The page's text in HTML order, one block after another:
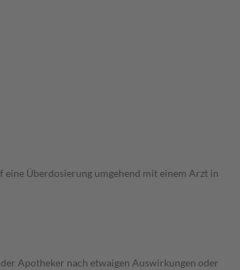
eine Überdosierung umgehend mit einem Arzt in
Apotheker nach etwaigen Auswirkungen oder